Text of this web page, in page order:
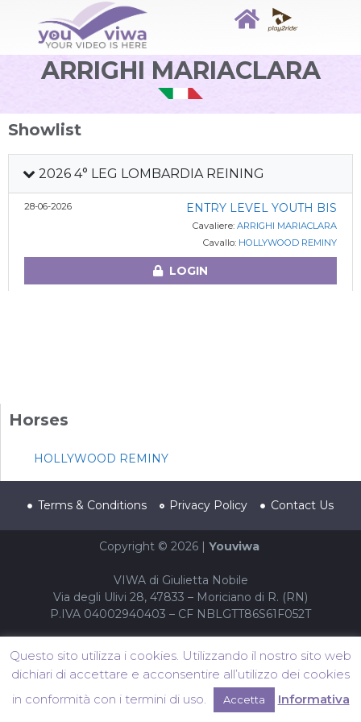
ARRIGHI MARIACLARA
Showlist
2026 4° LEG LOMBARDIA REINING
28-06-2026 ENTRY LEVEL YOUTH BIS
Cavaliere: ARRIGHI MARIACLARA
Cavallo: HOLLYWOOD REMINY
LOGIN
Horses
HOLLYWOOD REMINY
Terms & Conditions Privacy Policy Contact Us
Copyright © 2026 | Youviwa
VIWA di Giulietta Nobile
Via degli Ulivi 28, 47833 – Moriciano di R. (RN)
P.IVA 04002940403 – CF NBLGTT86S61F052T
Questo sito utilizza i cookies. Utilizzando il nostro sito web
dichiari di accettare e acconsentire all’utilizzo dei cookies
in conformità con i termini di uso.
Accetta Informativa